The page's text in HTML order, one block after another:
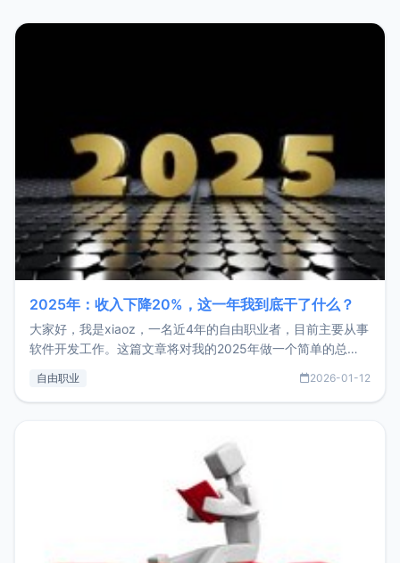
2025年：收入下降20%，这一年我到底干了什么？
大家好，我是xiaoz，一名近4年的自由职业者，目前主要从事
软件开发工作。这篇文章将对我的2025年做一个简单的总
收入下降20%，但却过得很充实，2026年不求突破，但求保
自由职业 2026-01-12